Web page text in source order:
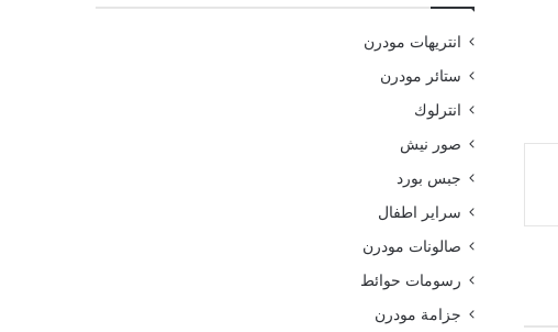
انتريهات مودرن
ستائر مودرن
انترلوك
صور نيش
جبس بورد
سراير اطفال
صالونات مودرن
رسومات حوائط
جزامة مودرن